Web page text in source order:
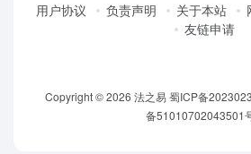
用户协议 负责声明 关于本站
友链申请
Copyright © 2026 法之易蜀ICP备
备51010702043501